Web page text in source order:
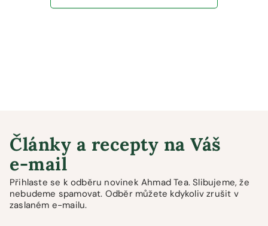
Články a recepty na Váš
e-mail
Přihlaste se k odběru novinek Ahmad Tea. Slibujeme, že
nebudeme spamovat. Odběr můžete kdykoliv zrušit v
zaslaném e-mailu.